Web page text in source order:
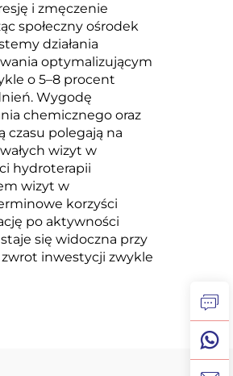
i zmęczenie
społeczny ośrodek
działania
optymalizującym
o 5–8 procent
Wygodę
chemicznego oraz
polegają na
wizyt w
hydroterapii
wizyt w
korzyści
po aktywności
się widoczna przy
inwestycji zwykle